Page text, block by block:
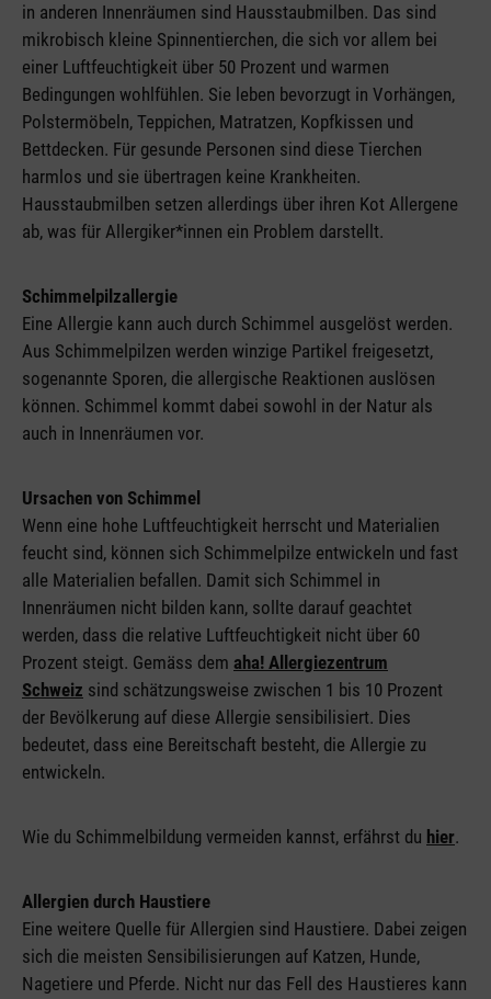
in anderen Innenräumen sind Hausstaubmilben. Das sind
mikrobisch kleine Spinnentierchen, die sich vor allem bei
einer Luftfeuchtigkeit über 50 Prozent und warmen
Bedingungen wohlfühlen. Sie leben bevorzugt in Vorhängen,
Polstermöbeln, Teppichen, Matratzen, Kopfkissen und
Bettdecken. Für gesunde Personen sind diese Tierchen
harmlos und sie übertragen keine Krankheiten.
Hausstaubmilben setzen allerdings über ihren Kot Allergene
ab, was für Allergiker*innen ein Problem darstellt.
Schimmelpilzallergie
Eine Allergie kann auch durch Schimmel ausgelöst werden.
Aus Schimmelpilzen werden winzige Partikel freigesetzt,
sogenannte Sporen, die allergische Reaktionen auslösen
können. Schimmel kommt dabei sowohl in der Natur als
auch in Innenräumen vor.
Ursachen von Schimmel
Wenn eine hohe Luftfeuchtigkeit herrscht und Materialien
feucht sind, können sich Schimmelpilze entwickeln und fast
alle Materialien befallen. Damit sich Schimmel in
Innenräumen nicht bilden kann, sollte darauf geachtet
werden, dass die relative Luftfeuchtigkeit nicht über 60
Prozent steigt. Gemäss dem aha! Allergiezentrum
Schweiz sind schätzungsweise zwischen 1 bis 10 Prozent
der Bevölkerung auf diese Allergie sensibilisiert. Dies
bedeutet, dass eine Bereitschaft besteht, die Allergie zu
entwickeln.
Wie du Schimmelbildung vermeiden kannst, erfährst du hier.
Allergien durch Haustiere
Eine weitere Quelle für Allergien sind Haustiere. Dabei zeigen
sich die meisten Sensibilisierungen auf Katzen, Hunde,
Nagetiere und Pferde. Nicht nur das Fell des Haustieres kann